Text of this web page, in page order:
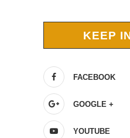
KEEP
FACEBOOK
GOOGLE +
YOUTUBE